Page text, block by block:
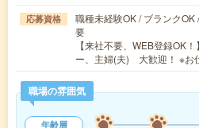
応募資格
職種未経験OK / ブランク
要
【来社不要、WEB登録OK
ー、主婦(夫) 大歓迎！ ※お
職場の雰囲気
年齢層